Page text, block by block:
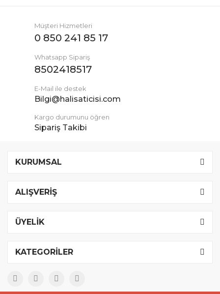
Müşteri Hizmetleri
0 850 241 85 17
Whatsapp Sipariş
8502418517
E-Mail ile destek
Bilgi@halisaticisi.com
Kargo durumunu öğren
Sipariş Takibi
KURUMSAL
ALIŞVERİŞ
ÜYELİK
KATEGORİLER